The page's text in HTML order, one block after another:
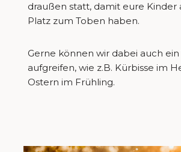
draußen statt, damit eure Kinder
Platz zum Toben haben.
Gerne können wir dabei auch
aufgreifen, wie z.B. Kürbisse im
Ostern im Frühling.